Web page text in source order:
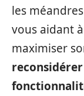
les
vous aidant
maximiser
reconsidérer